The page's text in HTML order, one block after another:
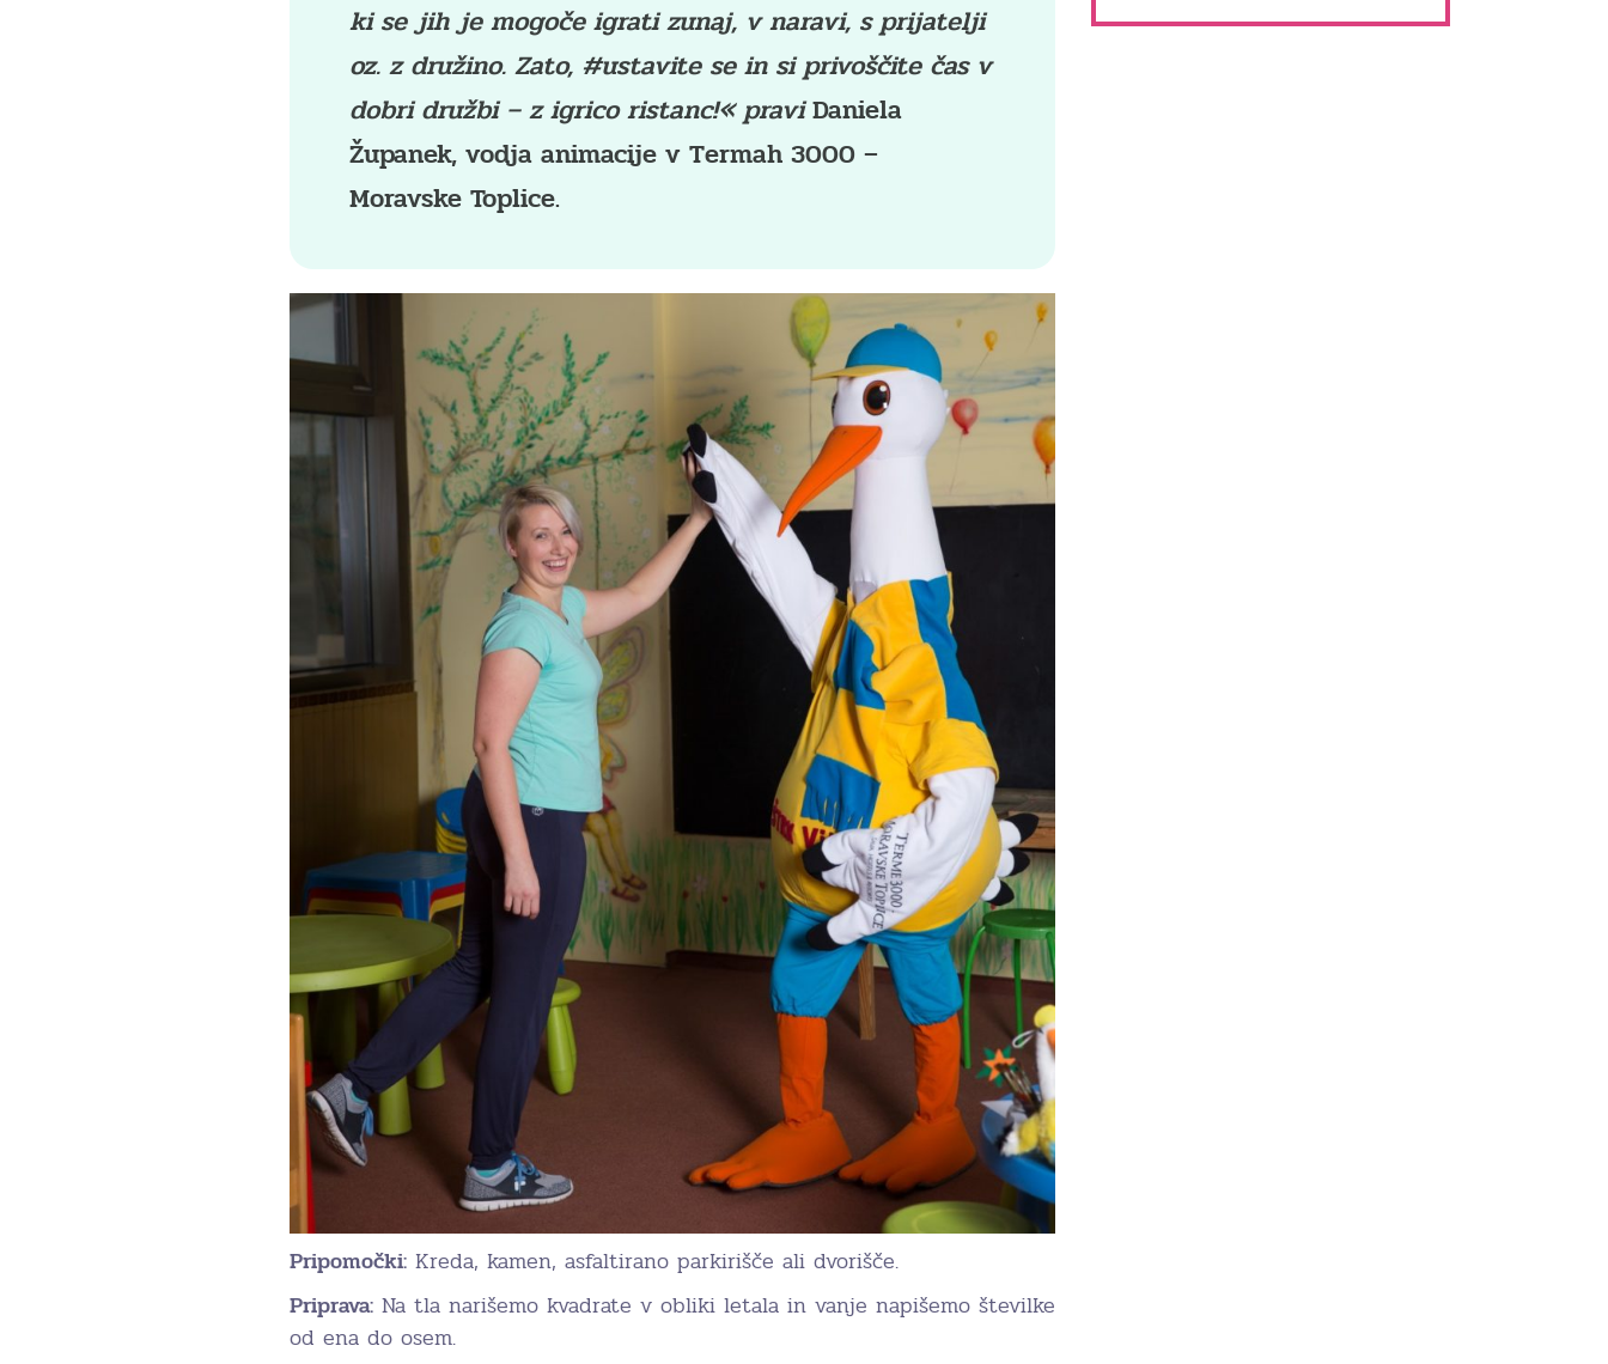
ki se jih je mogoče igrati zunaj, v naravi, s prijatelji
oz. z družino. Zato, #ustavite se in si privoščite čas v
dobri družbi – z igricoristanc!« praviDaniela
Županek, vodja animacije v Termah 3000 –
Moravske Toplice.
Pripomočki: Kreda, kamen, asfaltirano parkirišče ali dvorišče.
Priprava: Na tla narišemo kvadrate v obliki letala in vanje napišemo številke
od ena do osem.